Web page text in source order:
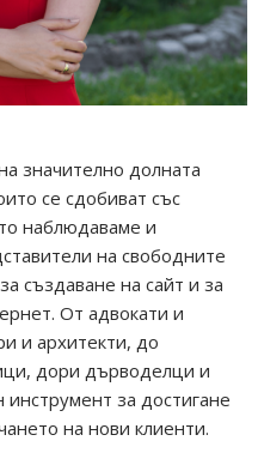
значително долната
се сдобиват със
наблюдаваме и
на свободните
създаване на сайт и за
От адвокати и
и архитекти, до
дори дърводелци и
за достигане
на нови клиенти.